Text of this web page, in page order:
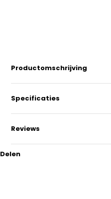
Productomschrijving
Specificaties
Reviews
Delen